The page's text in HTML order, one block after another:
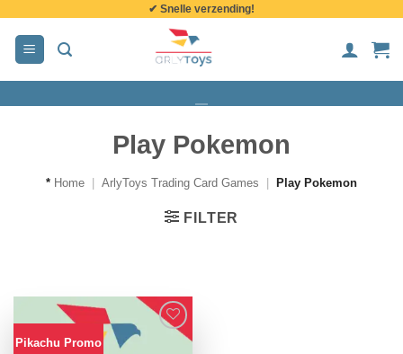
inhoud
✔ Snelle verzending!
Play Pokemon
* Home ArlyToys Trading Card Games Play Pokemon
FILTER
Pikachu Promo